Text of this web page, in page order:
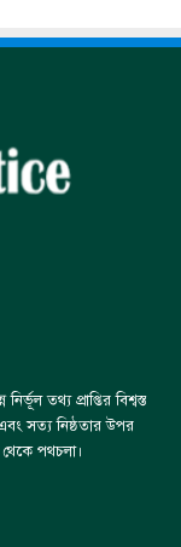
তথ্য প্রাপ্তির বিশ্বস্ত
সত্য নিষ্ঠতার উপর
পথচলা।